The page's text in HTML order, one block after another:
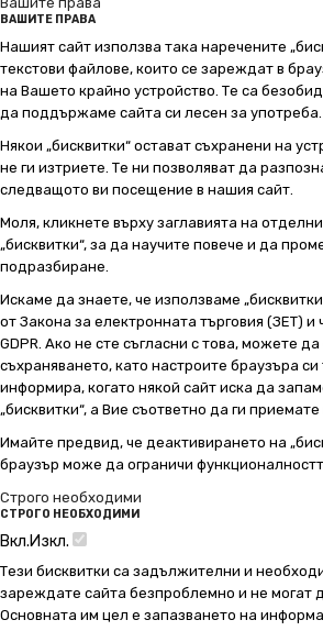
ВАШИТЕ ПРАВА
Нашият сайт използва така наречените
текстови файлове, които се зареждат в
на Вашето крайно устройство. Те са
да поддържаме сайта си лесен за употреба.
Някои „бисквитки“ остават съхранени на
не ги изтриете. Те ни позволяват да
следващото ви посещение в нашия сайт.
Моля, кликнете върху заглавията на
„бисквитки“, за да научите повече и да
подразбиране.
Искаме да знаете, че използваме
от Закона за електронната търговия (ЗЕТ) и
GDPR. Ако не сте съгласни с това, можете
съхраняването, като настроите браузъра си
информира, когато някой сайт иска да
„бисквитки“, а Вие съответно да ги
Имайте предвид, че деактивирането на
браузър може да ограничи
Строго необходими
СТРОГО НЕОБХОДИМИ
Вкл.Изкл.
Тези бисквитки са задължителни и
зареждате сайта безпроблемно и не могат
Основната им цел е запазването на